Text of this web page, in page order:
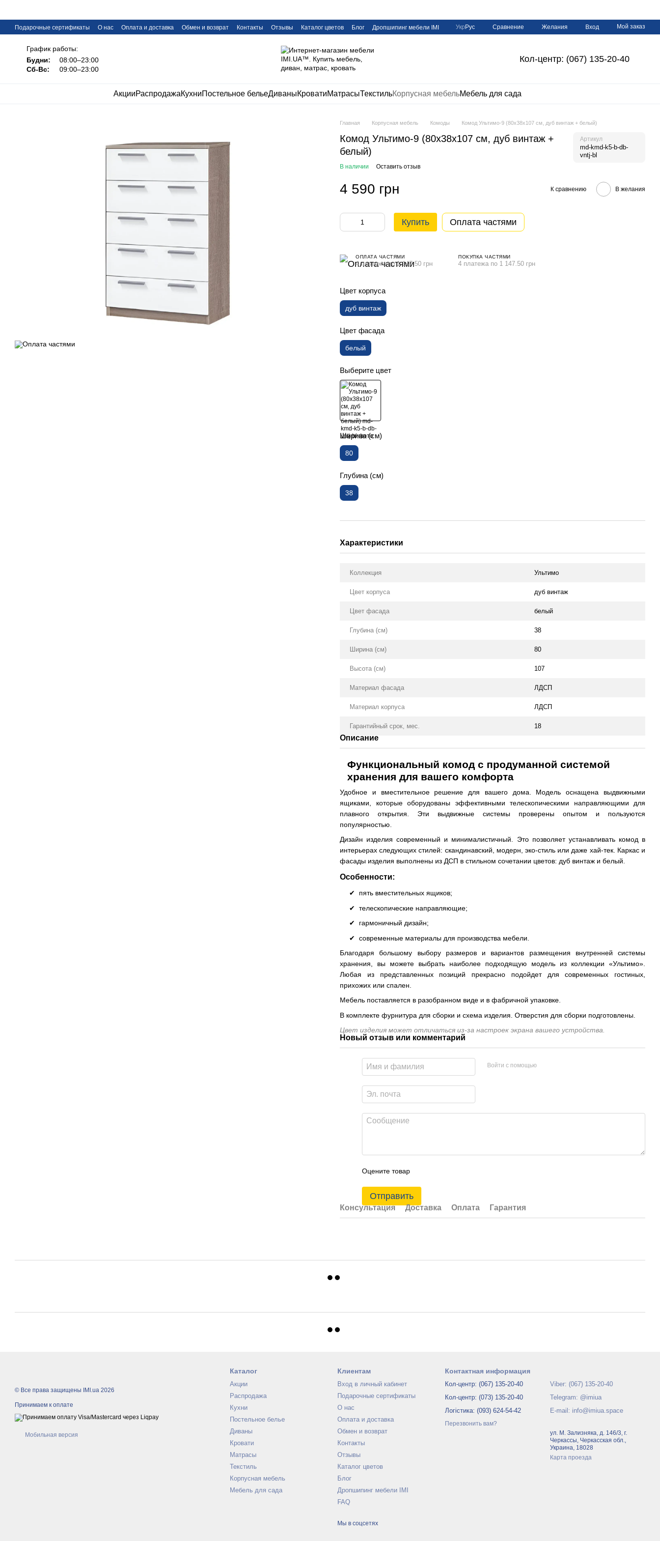
Подарочные сертификаты О нас Оплата и доставка Обмен и возврат Контакты Отзывы Каталог цветов Блог
Дропшипинг мебели IMI
Укр Рус Сравнение Желания Вход Мой заказ
График работы:
Будни:
08:00–23:00
Сб-Вс:
09:00–23:00
Кол-центр: (067) 135-20-40
АкцииРаспродажаКухниПостельное бельеДиваныКроватиМатрасыТекстильКорпусная мебельМебель для сада
Главная Корпусная мебель Комоды Комод Ультимо-9 (80х38х107 см, дуб винтаж + белый)
Комод Ультимо-9 (80х38х107 см, дуб винтаж +
белый)
Артикул
md-kmd-k5-b-db-
vntj-bl
В наличии Оставить отзыв
4 590 грн К сравнению В желания
Купить Оплата частями
ОПЛАТА ЧАСТЯМИ
4 платежа по 1 147.50 грн
ПОКУПКА ЧАСТЯМИ
4 платежа по 1 147.50 грн
Цвет корпуса
дуб винтаж
Цвет фасада
белый
Выберите цвет
Ширина (см)
80
Глубина (см)
38
Характеристики
Коллекция Ультимо
Цвет корпуса дуб винтаж
Цвет фасада белый
Глубина (см) 38
Ширина (см) 80
Высота (см) 107
Материал фасада ЛДСП
Материал корпуса ЛДСП
Гарантийный срок, мес. 18
Описание
Функциональный комод с продуманной системой
хранения для вашего комфорта
Удобное и вместительное решение для вашего дома. Модель оснащена выдвижными
ящиками, которые оборудованы эффективными телескопическими направляющими для
плавного открытия. Эти выдвижные системы проверены опытом и пользуются
популярностью.
Дизайн изделия современный и минималистичный. Это позволяет устанавливать комод в
интерьерах следующих стилей: скандинавский, модерн, эко-стиль или даже хай-тек. Каркас и
фасады изделия выполнены из ДСП в стильном сочетании цветов: дуб винтаж и белый.
Особенности:
пять вместительных ящиков;
телескопические направляющие;
гармоничный дизайн;
современные материалы для производства мебели.
Благодаря большому выбору размеров и вариантов размещения внутренней системы
хранения, вы можете выбрать наиболее подходящую модель из коллекции «Ультимо».
Любая из представленных позиций прекрасно подойдет для современных гостиных,
прихожих или спален.
Мебель поставляется в разобранном виде и в фабричной упаковке.
В комплекте фурнитура для сборки и схема изделия. Отверстия для сборки подготовлены.
Цвет изделия может отличаться из-за настроек экрана вашего устройства.
Новый отзыв или комментарий
Войти с помощью
Оцените товар
Отправить
Консультация Доставка Оплата Гарантия
© Все права защищены IMI.ua 2026
Принимаем к оплате
Мобильная версия
Каталог
Акции
Распродажа
Кухни
Постельное белье
Диваны
Кровати
Матрасы
Текстиль
Корпусная мебель
Мебель для сада
Клиентам
Вход в личный кабинет
Подарочные сертификаты
О нас
Оплата и доставка
Обмен и возврат
Контакты
Отзывы
Каталог цветов
Блог
Дропшипинг мебели IMI
FAQ
Мы в соцсетях
Контактная информация
Кол-центр: (067) 135-20-40
Кол-центр: (073) 135-20-40
Логістика: (093) 624-54-42
Перезвонить вам?
Viber: (067) 135-20-40
Telegram: @imiua
E-mail: info@imiua.space
ул. М. Зализняка, д. 146/3, г.
Черкассы, Черкасская обл.,
Украина, 18028
Карта проезда